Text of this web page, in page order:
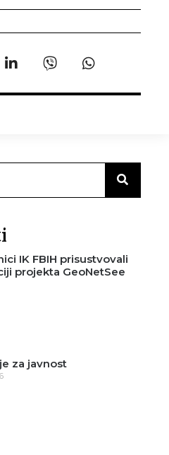
IK FBIH prisustvovali
projekta GeoNetSee
za javnost